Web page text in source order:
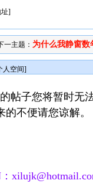
]
一主题： 为什么我静窗数
人空间]
帖子您将暂时无
不便请您谅解。